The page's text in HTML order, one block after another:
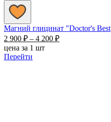
Магний глицинат "Doctor's Best
2 900 ₽ – 4 200 ₽Диапазон
цена за 1 шт
Перейти